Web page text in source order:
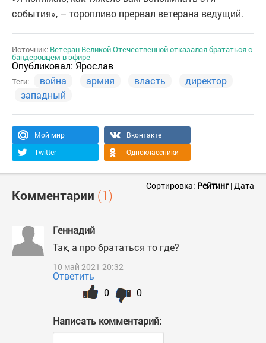
события», – торопливо прервал ветерана ведущий.
Источник: Ветеран Великой Отечественной отказался брататься с
бандеровцем в эфире
Опубликовал:Ярослав
Теги: война армия власть
директор
западный
Мой мир
Вконтакте
Twitter
Одноклассники
Комментарии (1)
Сортировка: Рейтинг| Дата
Геннадий
Так, а про брататься то где?
10 май 2021 20:32
Ответить
0
0
Написать комментарий: